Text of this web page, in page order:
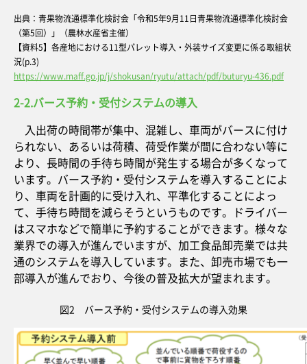
出典：青果物流通標準化検討会「令和5年9月11日青果物流通標準化検討会
（第5回）」（農林水産省主催）
【資料5】各産地における11型パレット導入・外装サイズ変更に係る取組状
況(p.3)
https://www.maff.go.jp/j/shokusan/ryutu/attach/pdf/buturyu-436.pdf
2-2.バース予約・受付システムの導入
入出荷の時間帯が集中、混雑し、車両がバースに付け
られない、あるいは荷積、荷受作業が間に合わない等に
より、長時間の手待ち時間が発生する場合が多くなって
います。バース予約・受付システムを導入することによ
り、車両を計画的に受け入れ、平準化することによっ
て、手待ち時間を減らそうというものです。ドライバー
はスマホなどで簡単に予約することができます。様々な
業界での導入が進んでいますが、加工食品卸売業では共
通のシステムを導入しています。また、卸売市場でも一
部導入が進んでおり、今後の普及拡大が望まれます。
図2 バース予約・受付システムの導入効果